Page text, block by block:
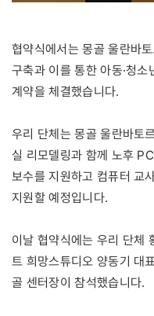
협약식에서는 몽골 울란바
구축과 이를 통한 아동·청
계약을 체결했습니다.
우리 단체는 몽골 울란바토
실 리모델링과 함께 노후
보수를 지원하고 컴퓨터 교
지원할 예정입니다.
이날 협약식에는 우리 단체
트 희망스튜디오 양동기
골 센터장이 참석했습니다.